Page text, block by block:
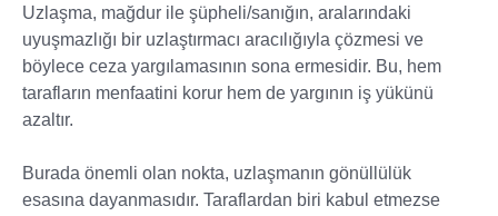
Uzlaşma, mağdur ile şüpheli/sanığın, aralarındaki
uyuşmazlığı bir uzlaştırmacı aracılığıyla çözmesi ve
böylece ceza yargılamasının sona ermesidir. Bu, hem
tarafların menfaatini korur hem de yargının iş yükünü
azaltır.
Burada önemli olan nokta, uzlaşmanın gönüllülük
esasına dayanmasıdır. Taraflardan biri kabul etmezse